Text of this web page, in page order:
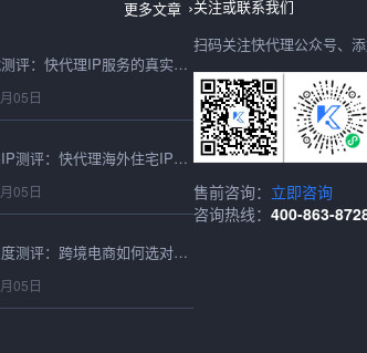
更多文章
05日
05日
05日
关注或联系我们
扫码关注快代理公众号、
售前咨询： 立即咨询
咨询热线： 400-863-